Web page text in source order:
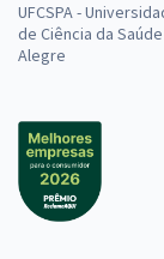
UFCSPA -
de Ciência da
Alegre